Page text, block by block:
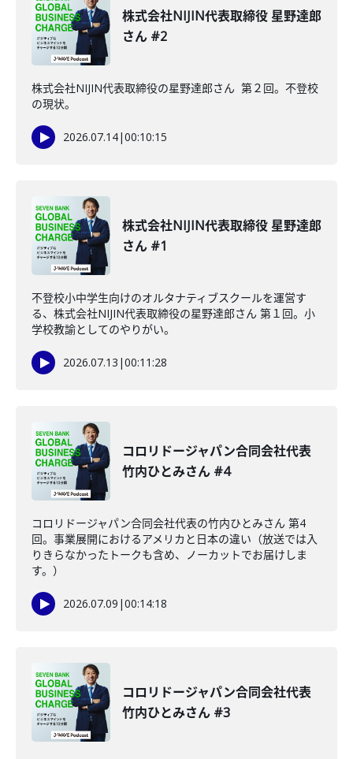
株式会社NIJIN代表取締役 星野達郎
さん #2
株式会社NIJIN代表取締役の星野達郎さん 第２回。不登校
の現状。
2026.07.14|00:10:15
株式会社NIJIN代表取締役 星野達郎
さん #1
不登校小中学生向けのオルタナティブスクールを運営す
る、株式会社NIJIN代表取締役の星野達郎さん 第１回。小
学校教諭としてのやりがい。
2026.07.13 |00:11:28
コロリドージャパン合同会社代表
竹内ひとみさん #4
コロリドージャパン合同会社代表の竹内ひとみさん 第4
回。事業展開におけるアメリカと日本の違い（放送では入
りきらなかったトークも含め、ノーカットでお届けしま
す。）
2026.07.09 |00:14:18
コロリドージャパン合同会社代表
竹内ひとみさん #3